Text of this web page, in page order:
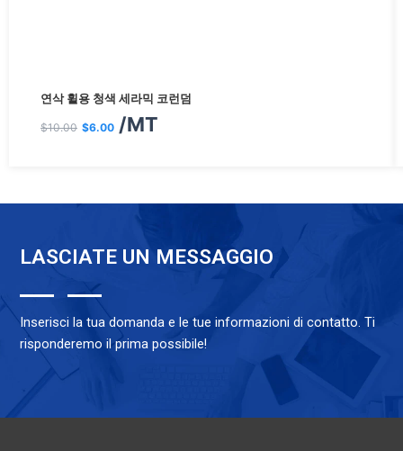
연삭 휠용 청색 세라믹 코런덤
$10.00 $6.00
재
/MT
LASCIATE UN MESSAGGIO
Inserisci la tua domanda e le tue informazioni di contatto. Ti
risponderemo il prima possibile!